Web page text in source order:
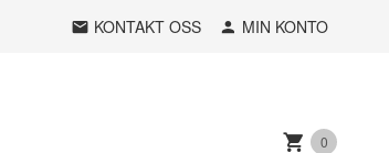
KONTAKT OSS MIN KONTO
0